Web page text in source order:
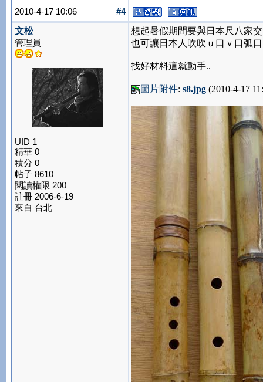
2010-4-17 10:06
#4
文松
管理員
UID 1
精華 0
積分 0
帖子 8610
閱讀權限 200
註冊 2006-6-19
來自 台北
想起暑假期間要與日本尺八家
也可讓日本人吹吹ｕ口ｖ口弧
找好材料這就動手..
圖片附件:s8.jpg (2010-4-17